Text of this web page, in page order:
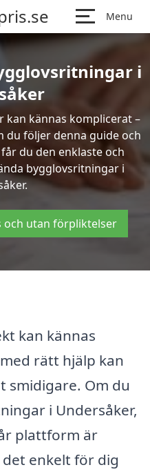
Menu
i
kännas komplicerat –
du följer denna guide och
du den enklaste och
bygglovsritningar i
och utan förpliktelser
kan kännas
rätt hjälp kan
smidigare. Om du
i Undersåker,
plattform är
enkelt för dig